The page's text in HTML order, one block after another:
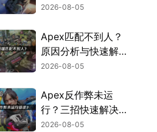
障排查指南！
2026-08-05
Apex匹配不到人？
原因分析与快速解决
方案！
2026-08-05
Apex反作弊未运
行？三招快速解决方
案！
2026-08-05